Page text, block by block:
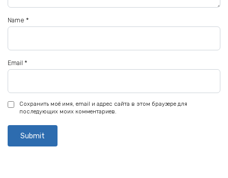
Name *
Email *
Сохранить моё имя, email и адрес сайта в этом браузере для
последующих моих комментариев.